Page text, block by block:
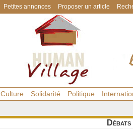
Petites annonces Proposer un article
Culture Solidarité Politique
Débats